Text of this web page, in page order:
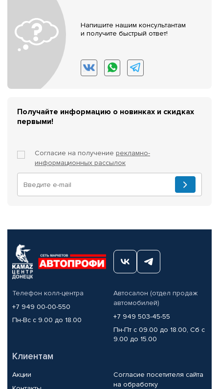
Напишите нашим консультантам
и получите быстрый ответ!
Получайте информацию о новинках и скидках
первыми!
Согласие на получение рекламно-
информационных рассылок
Телефон колл-центра
+7 949 00-00-550
Пн-Вс с 9.00 до 18.00
Автосалон (отдел продаж
автомобилей)
+7 949 503-45-55
Пн-Пт с 09.00 до 18.00, Сб с
9.00 до 15.00
Клиентам
Акции
Согласие посетителя сайта
на обработку